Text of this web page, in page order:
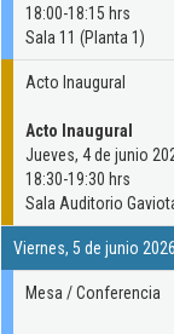
18:00-18:15 hrs
Sala 11 (Planta 1)
Acto Inaugural
Acto Inaugural
Jueves, 4 de junio
18:30-19:30 hrs
Sala Auditorio
Viernes, 5 de junio 2026
Mesa / Conferencia